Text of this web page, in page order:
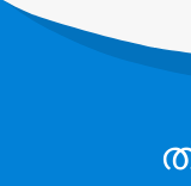
തണുത്ത
റഫ്രിജറന്റ് സുരക്ഷാ
വ്യാവസായിക
ഞങ്ങളെ